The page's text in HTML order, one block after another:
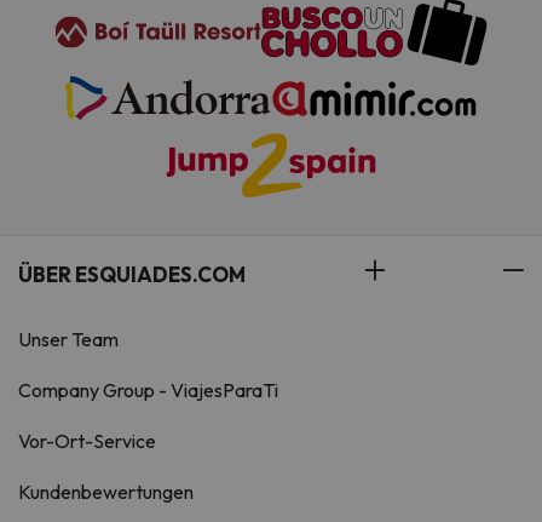
ÜBER ESQUIADES.COM
Unser Team
Company Group - ViajesParaTi
Vor-Ort-Service
Kundenbewertungen